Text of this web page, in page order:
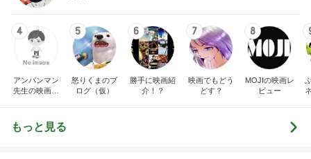
アンパンマン
先生の映画講
座
怒りくまのブ
ログ（仮）
勝手に映画紹
介！？
映画でもどう
どす？
MOJIの映画レ
ビュー
もっと見る
インテリア&DIY